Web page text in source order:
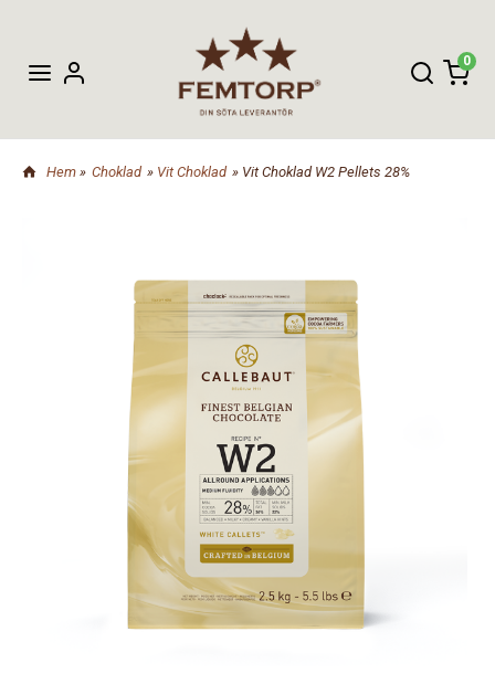
0
Hem » Choklad » Vit Choklad » Vit Choklad W2 Pellets 28%